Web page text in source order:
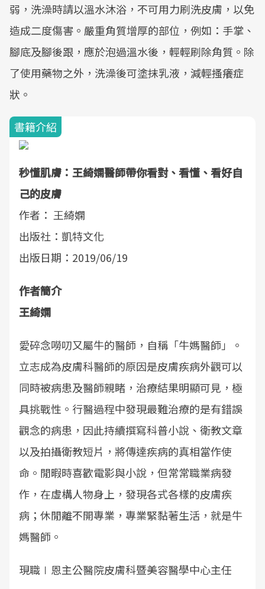
弱，洗澡時請以溫水沐浴，不可用力刷洗皮膚，以免
造成二度傷害。嚴重角質增厚的部位，例如：手掌、
腳底及腳後跟，應於泡過溫水後，輕輕刷除角質。除
了使用藥物之外，洗澡後可塗抹乳液，減輕搔癢症
狀。
書籍介紹
秒懂肌膚：王綺嫻醫師帶你看對、看懂、看好自
己的皮膚
作者： 王綺嫻
出版社：凱特文化
出版日期：2019/06/19
作者簡介
王綺嫻
愛碎念嘮叨又屬牛的醫師，自稱「牛媽醫師」。
立志成為皮膚科醫師的原因是皮膚疾病外觀可以
同時被病患及醫師親睹，治療結果明顯可見，極
具挑戰性。行醫過程中發現最難治療的是有錯誤
觀念的病患，因此持續撰寫科普小說、衛教文章
以及拍攝衛教短片，將傳達疾病的真相當作使
命。閒暇時喜歡電影與小說，但常常職業病發
作，在虛構人物身上，發現各式各樣的皮膚疾
病；休閒離不開專業，專業緊黏著生活，就是牛
媽醫師。
現職∣恩主公醫院皮膚科暨美容醫學中心主任